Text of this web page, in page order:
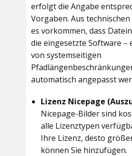
erfolgt die Angabe
Vorgaben. Aus
es vorkommen, dass
die eingesetzte Software –
von systemseitigen
automatisch angepasst
Lizenz Nicepage
Nicepage-Bilder sind
alle Lizenztypen
Ihre Lizenz, desto
können Sie hinzufügen.